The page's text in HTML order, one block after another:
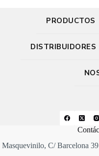
PRODUCTOS
DISTRIBUIDORES
Masquevinilo, C/ Barcelona